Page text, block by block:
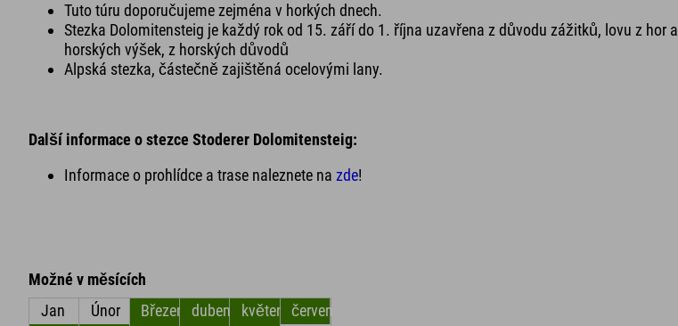
Tuto túru doporučujeme zejména v horkých dnech.
Stezka Dolomitensteig je každý rok od 15. září do 1. října uzavřena z důvodu zážitků, lovu z hor a
horských výšek, z horských důvodů
Alpská stezka, částečně zajištěná ocelovými lany.
Další informace o stezce Stoderer Dolomitensteig:
Informace o prohlídce a trase naleznete na zde!
Možné v měsících
Jan
Únor Březen duben květen červen